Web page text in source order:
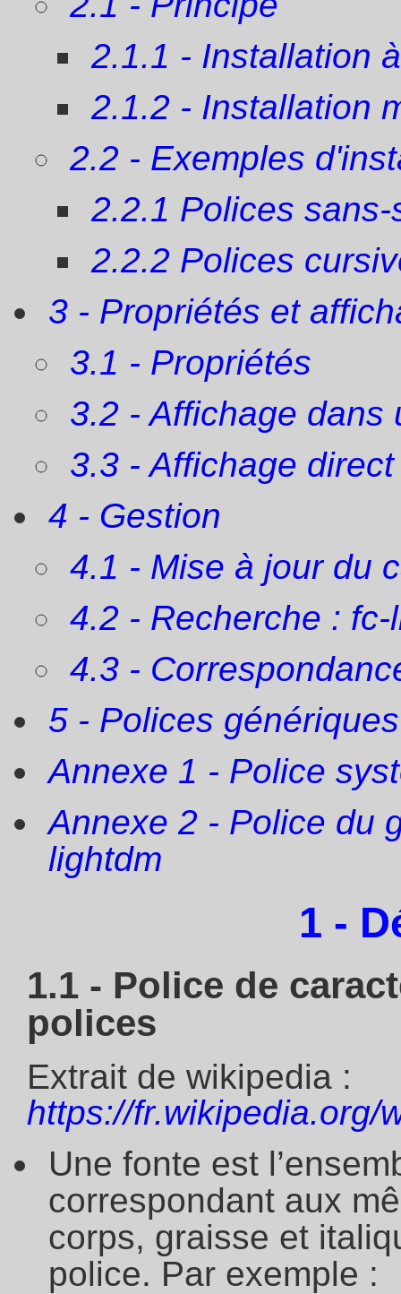
2.1.1 - Installation
2.1.2 - Installation
2.2 - Exemples
2.2.1 Polices
2.2.2 Polices
3 - Propriétés et
3.1 - Propriétés
3.2 - Affichage dans
3.3 - Affichage
4 - Gestion
4.1 - Mise à jour du
4.2 - Recherche : fc-
4.3 -
5 - Polices génériques
Annexe 1 - Police
Annexe 2 - Police du
lightdm
1 -
1.1 - Police de
polices
Extrait de wikipedia :
https://fr.wikipedia.org/
Une fonte est
correspondant aux
corps, graisse et
police. Par exemple :